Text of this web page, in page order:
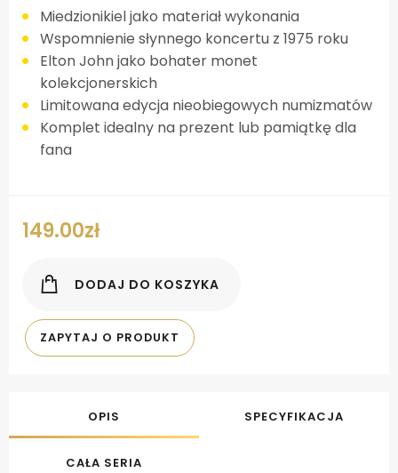
Miedzionikiel jako materiał wykonania
Wspomnienie słynnego koncertu z 1975 roku
Elton John jako bohater monet
kolekcjonerskich
Limitowana edycja nieobiegowych numizmatów
Komplet idealny na prezent lub pamiątkę dla
fana
149.00zł
DODAJ DO KOSZYKA
ZAPYTAJ O PRODUKT
OPIS SPECYFIKACJA
CAŁA SERIA